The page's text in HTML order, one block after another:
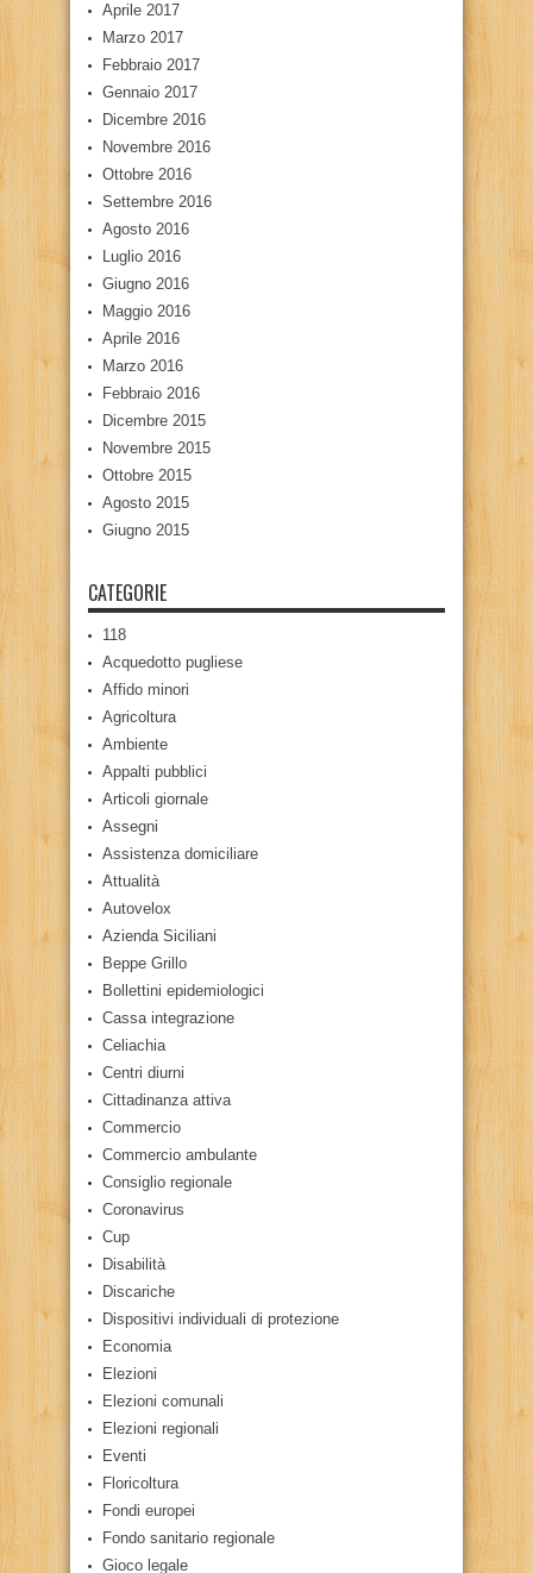
Aprile 2017
Marzo 2017
Febbraio 2017
Gennaio 2017
Dicembre 2016
Novembre 2016
Ottobre 2016
Settembre 2016
Agosto 2016
Luglio 2016
Giugno 2016
Maggio 2016
Aprile 2016
Marzo 2016
Febbraio 2016
Dicembre 2015
Novembre 2015
Ottobre 2015
Agosto 2015
Giugno 2015
CATEGORIE
118
Acquedotto pugliese
Affido minori
Agricoltura
Ambiente
Appalti pubblici
Articoli giornale
Assegni
Assistenza domiciliare
Attualità
Autovelox
Azienda Siciliani
Beppe Grillo
Bollettini epidemiologici
Cassa integrazione
Celiachia
Centri diurni
Cittadinanza attiva
Commercio
Commercio ambulante
Consiglio regionale
Coronavirus
Cup
Disabilità
Discariche
Dispositivi individuali di protezione
Economia
Elezioni
Elezioni comunali
Elezioni regionali
Eventi
Floricoltura
Fondi europei
Fondo sanitario regionale
Gioco legale